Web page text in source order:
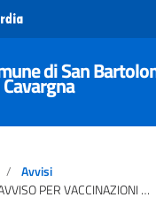
di San
Avvisi
ANTINFLUENZALE E ANTICOVID